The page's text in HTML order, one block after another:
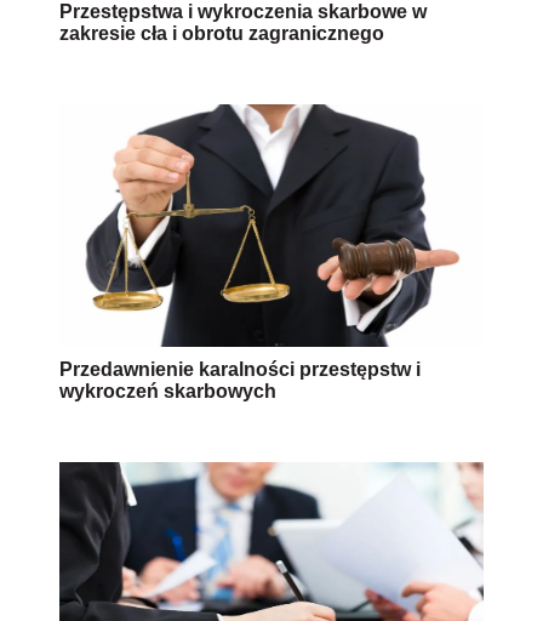
Przestępstwa i wykroczenia skarbowe w
zakresie cła i obrotu zagranicznego
Przedawnienie karalności przestępstw i
wykroczeń skarbowych